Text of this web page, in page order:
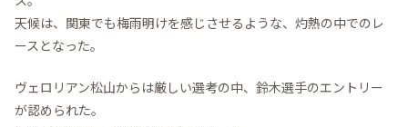
天候は、関東でも梅雨明けを感じさせるような、灼熱の中でのレ
ースとなった。
ヴェロリアン松山からは厳しい選考の中、鈴木選手のエントリー
が認められた。